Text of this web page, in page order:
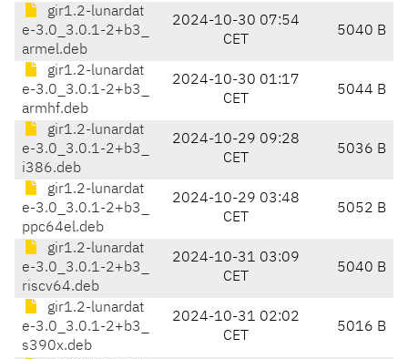
gir1.2-lunardat
e-3.0_3.0.1-2+b3_
armel.deb
2024-10-30 07:54
CET
5040 B
gir1.2-lunardat
e-3.0_3.0.1-2+b3_
armhf.deb
2024-10-30 01:17
CET
5044 B
gir1.2-lunardat
e-3.0_3.0.1-2+b3_
i386.deb
2024-10-29 09:28
CET
5036 B
gir1.2-lunardat
e-3.0_3.0.1-2+b3_
ppc64el.deb
2024-10-29 03:48
CET
5052 B
gir1.2-lunardat
e-3.0_3.0.1-2+b3_
riscv64.deb
2024-10-31 03:09
CET
5040 B
gir1.2-lunardat
e-3.0_3.0.1-2+b3_
s390x.deb
2024-10-31 02:02
CET
5016 B